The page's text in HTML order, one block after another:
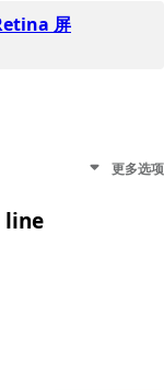
屏
更多选项
line